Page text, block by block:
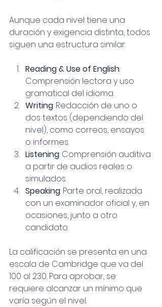
Aunque cada nivel tiene una
duración y exigencia distinta, todos
siguen una estructura similar:
Reading & Use of English:
Comprensión lectora y uso
gramatical del idioma.
Writing: Redacción de uno o
dos textos (dependiendo del
nivel), como correos, ensayos
o informes.
Listening: Comprensión auditiva
a partir de audios reales o
simulados.
Speaking: Parte oral, realizada
con un examinador oficial y, en
ocasiones, junto a otro
candidato.
La calificación se presenta en una
escala de Cambridge que va del
100 al 230. Para aprobar, se
requiere alcanzar un mínimo que
varía según el nivel.